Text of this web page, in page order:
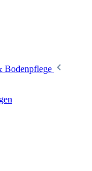
Bodenpflege